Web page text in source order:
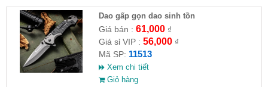
Dao gấp gọn dao sinh tồn
Giá bán : 61,000₫
Giá sỉ VIP : 56,000₫
Mã SP: 11513
Xem chi tiết
Giỏ hàng